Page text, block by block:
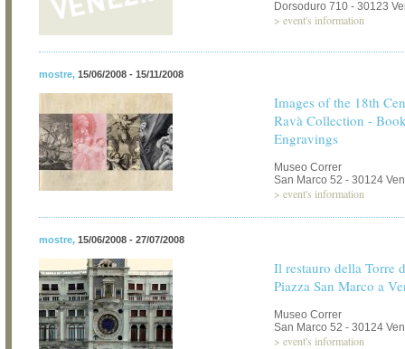
Dorsoduro 710 - 30123
> event's information
mostre, 15/06/2008 - 15/11/2008
Images of the 18th
Ravà Collection -
Engravings
Museo Correr
San Marco 52 - 30124
> event's information
mostre, 15/06/2008 - 27/07/2008
Il restauro della Torre
Piazza San Marco a
Museo Correr
San Marco 52 - 30124
> event's information